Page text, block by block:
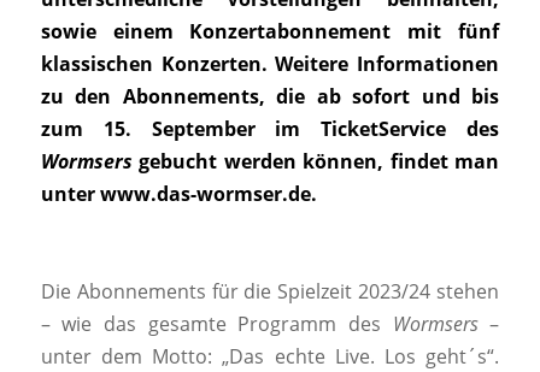
sowie einem Konzertabonnement mit fünf
klassischen Konzerten. Weitere Informationen
zu den Abonnements, die ab sofort und bis
zum 15. September im TicketService des
Wormsersgebucht werden können, findet man
unter www.das-wormser.de.
Die Abonnements für die Spielzeit 2023/24 stehen
– wie das gesamte Programm des Wormsers–
unter dem Motto: „Das echte Live. Los geht´s“.